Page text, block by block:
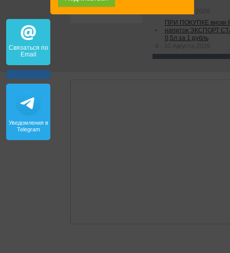
4 - 11 Августа 2026
ПРИ ПОКУПКЕ виски
напиток ЭКСПОРТ
0,5л за 1 рубль
4 - 10 Августа 2026
Связаться по
Email
Уведомления в
Telegram